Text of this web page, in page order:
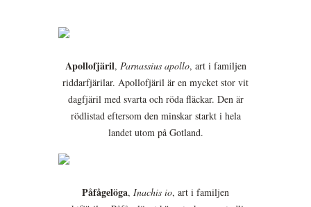
Apollofjäril, Parnassius apollo, art i familjen
riddarfjärilar. Apollofjäril är en mycket stor vit
dagfjäril med svarta och röda fläckar. Den är
rödlistad eftersom den minskar starkt i hela
landet utom på Gotland.
Påfågelöga, Inachis io, art i familjen